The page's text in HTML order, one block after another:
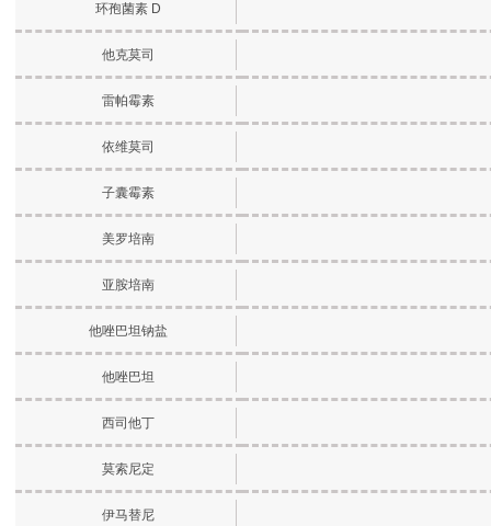
环孢菌素 D
他克莫司
雷帕霉素
依维莫司
子囊霉素
美罗培南
亚胺培南
他唑巴坦钠盐
他唑巴坦
西司他丁
莫索尼定
伊马替尼